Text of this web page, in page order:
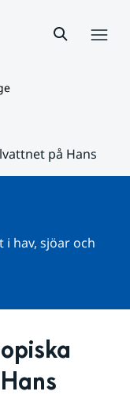
på Hans
hav, sjöar och